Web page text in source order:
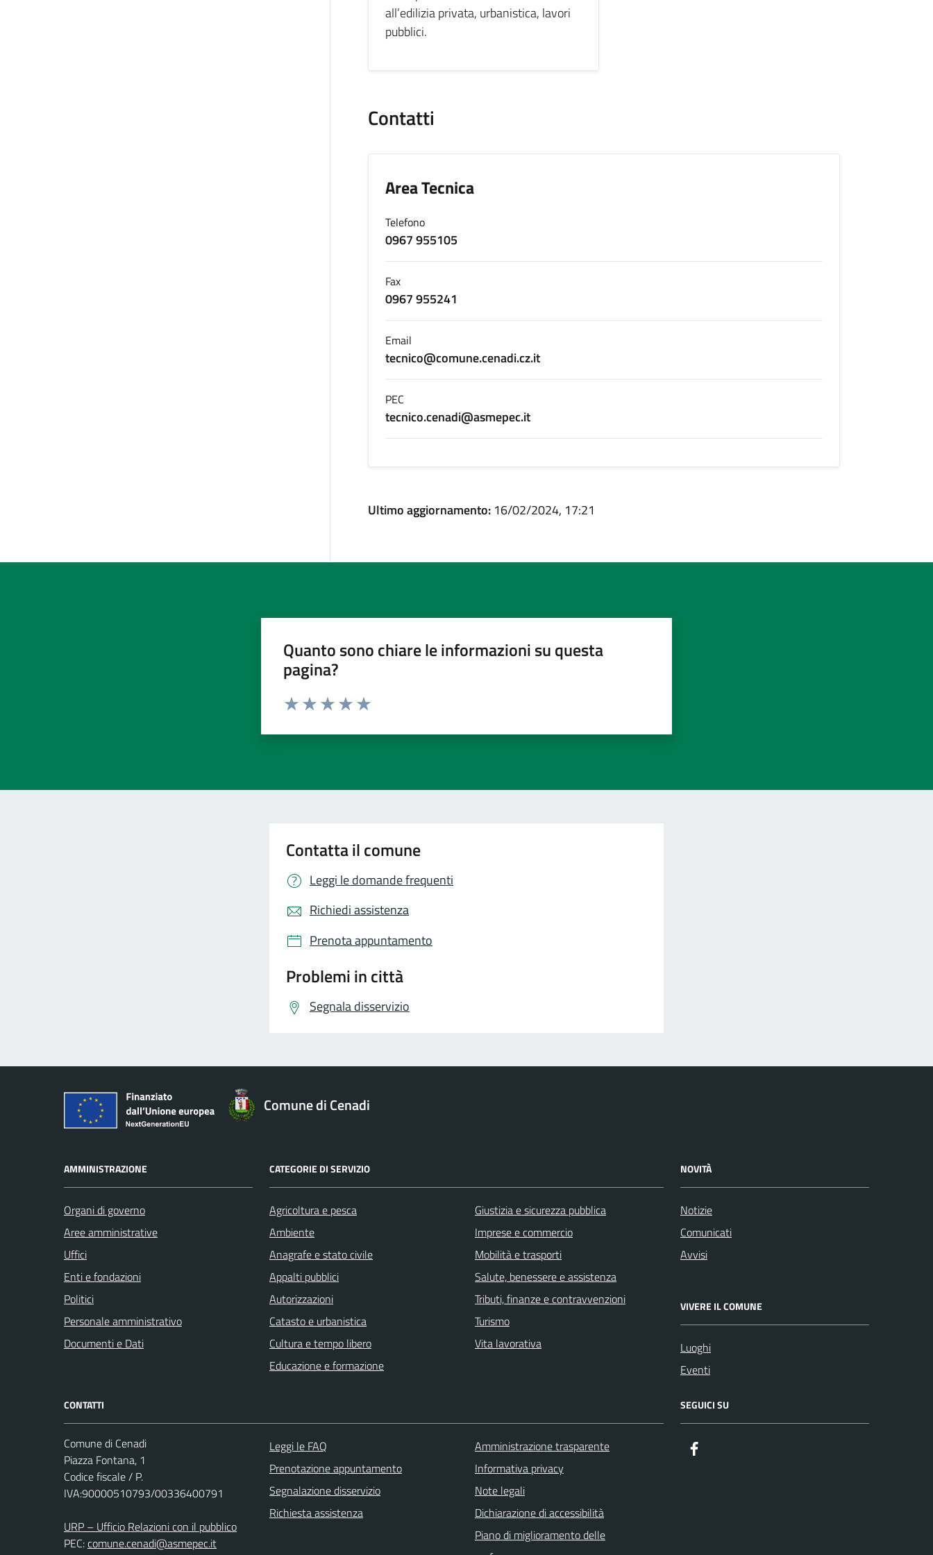
all’edilizia privata, urbanistica, lavori
pubblici.
Contatti
Area Tecnica
Telefono
0967 955105
Fax
0967 955241
Email
tecnico@comune.cenadi.cz.it
PEC
tecnico.cenadi@asmepec.it
Ultimo aggiornamento: 16/02/2024, 17:21
Quanto sono chiare le informazioni su questa
pagina?
Contatta il comune
Leggi le domande frequenti
Richiedi assistenza
Prenota appuntamento
Problemi in città
Segnala disservizio
Comune di Cenadi
AMMINISTRAZIONE
Organi di governo
Aree amministrative
Uffici
Enti e fondazioni
Politici
Personale amministrativo
Documenti e Dati
CATEGORIE DI SERVIZIO
Agricoltura e pesca
Ambiente
Anagrafe e stato civile
Appalti pubblici
Autorizzazioni
Catasto e urbanistica
Cultura e tempo libero
Educazione e formazione
Giustizia e sicurezza pubblica
Imprese e commercio
Mobilità e trasporti
Salute, benessere e assistenza
Tributi, finanze e contravvenzioni
Turismo
Vita lavorativa
NOVITÀ
Notizie
Comunicati
Avvisi
VIVERE IL COMUNE
Luoghi
Eventi
CONTATTI
Comune di Cenadi
Piazza Fontana, 1
Codice fiscale / P.
IVA:90000510793/00336400791
URP – Ufficio Relazioni con il pubblico
PEC:comune.cenadi@asmepec.it
Leggi le FAQ
Prenotazione appuntamento
Segnalazione disservizio
Richiesta assistenza
Amministrazione trasparente
Informativa privacy
Note legali
Dichiarazione di accessibilità
Piano di miglioramento delle
SEGUICI SU